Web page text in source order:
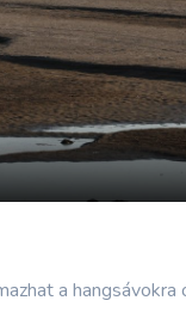
a hangsávokra